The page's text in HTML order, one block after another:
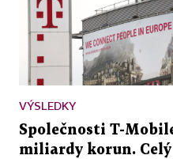
VÝSLEDKY
Společnosti T-
miliardy korun.